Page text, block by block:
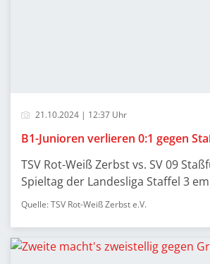
21.10.2024 | 12:37 Uhr
B1-Junioren verlieren 0:1 gegen
TSV Rot-Weiß Zerbst vs. SV 09
Spieltag der Landesliga Staffel 3
Quelle: TSV Rot-Weiß Zerbst e.V.